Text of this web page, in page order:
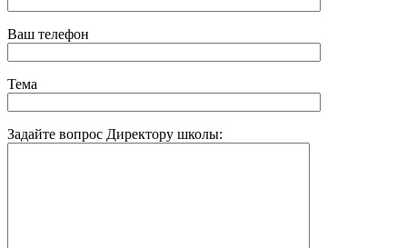
Ваш телефон
Тема
Задайте вопрос Директору школы: